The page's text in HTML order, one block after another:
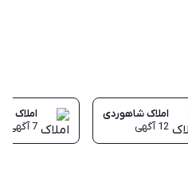
املاک شاهوردی
12 آگهی
املاک
7آگهی